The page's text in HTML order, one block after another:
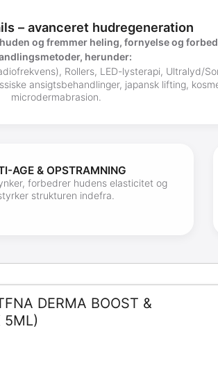
– avanceret hudregeneration
og fremmer heling, fornyelse og
herunder:
Rollers, LED-lysterapi, Ultralyd/
ansigtsbehandlinger, japansk lifting,
microdermabrasion.
AGE & OPSTRAMNING
forbedrer hudens elasticitet og
strukturen indefra.
DERMA BOOST &
5ML)